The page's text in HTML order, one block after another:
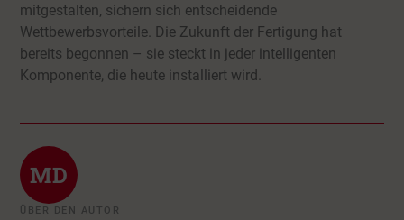
mitgestalten, sichern sich entscheidende
Wettbewerbsvorteile. Die Zukunft der Fertigung hat
bereits begonnen – sie steckt in jeder intelligenten
Komponente, die heute installiert wird.
MD
ÜBER DEN AUTOR